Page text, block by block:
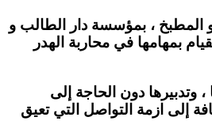
و المطبخ ، بمؤسسة دار الطالب و
بمهامها في محاربة الهدر
دون الحاجة إلى
إلى ازمة التواصل التي تعيق